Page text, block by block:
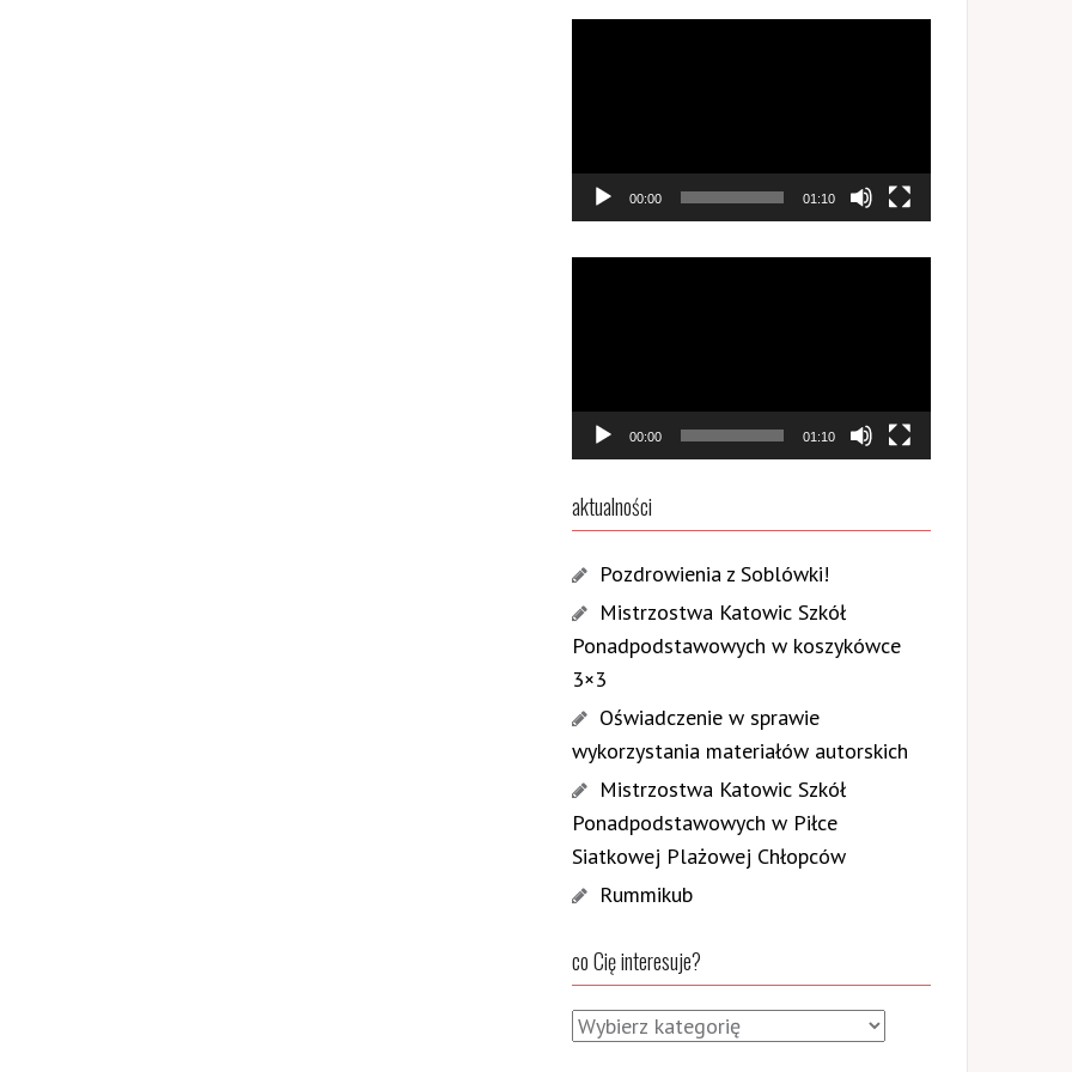
00:00 01:10
00:00 01:10
aktualności
Pozdrowienia z Soblówki!
Mistrzostwa Katowic Szkół
Ponadpodstawowych w koszykówce
3×3
Oświadczenie w sprawie
wykorzystania materiałów autorskich
Mistrzostwa Katowic Szkół
Ponadpodstawowych w Piłce
Siatkowej Plażowej Chłopców
Rummikub
co Cię interesuje?
c